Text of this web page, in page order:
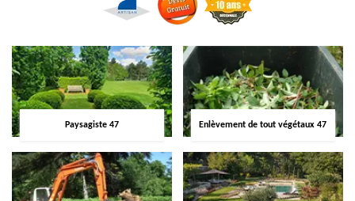
Paysagiste 47 Enlèvement de tout végétaux 47